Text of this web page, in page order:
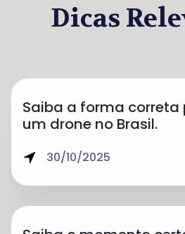
Dicas
Saiba a forma
um drone no Brasil.
30/10/2025